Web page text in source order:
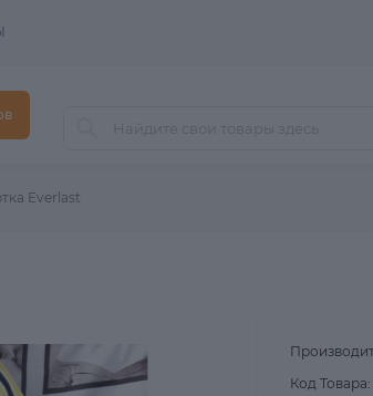
Everlast
Код Товара: